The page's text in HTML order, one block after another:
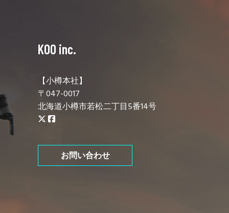
KOO inc.
【小樽本社】
〒047-0017
北海道小樽市若松二丁目5番14号
お問い合わせ